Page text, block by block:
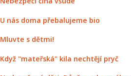
U nás doma přebalujeme bio
Mluvte s dětmi!
Když "mateřská" kila nechtějí pryč